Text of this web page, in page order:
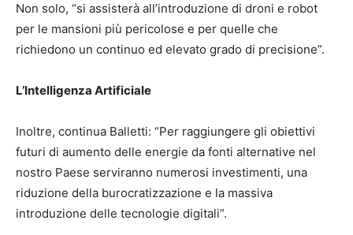
Non solo, “si assisterà all’introduzione di droni e robot
per le mansioni più pericolose e per quelle che
richiedono un continuo ed elevato grado di precisione”.
L’Intelligenza Artificiale
Inoltre, continua Balletti: “Per raggiungere gli obiettivi
futuri di aumento delle energie da fonti alternative nel
nostro Paese serviranno numerosi investimenti, una
riduzione della burocratizzazione e la massiva
introduzione delle tecnologie digitali”.